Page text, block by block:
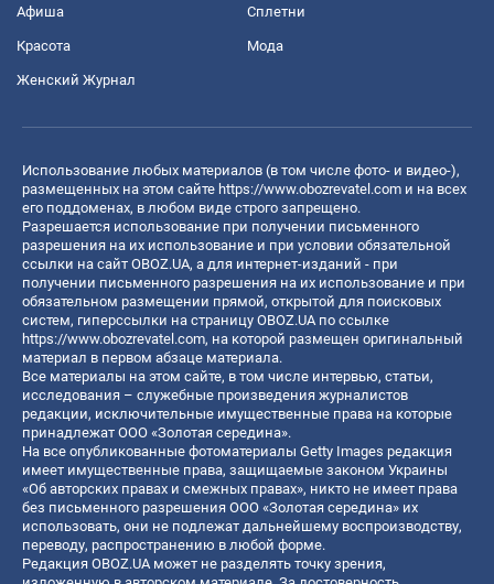
Афиша Сплетни
Красота Мода
Женский Журнал
Использование любых материалов (в том числе фото- и видео-),
размещенных на этом сайте https://www.obozrevatel.com и на всех
его поддоменах, в любом виде строго запрещено.
Разрешается использование при получении письменного
разрешения на их использование и при условии обязательной
ссылки на сайт OBOZ.UA, а для интернет-изданий - при
получении письменного разрешения на их использование и при
обязательном размещении прямой, открытой для поисковых
систем, гиперссылки на страницу OBOZ.UA по ссылке
https://www.obozrevatel.com, на которой размещен оригинальный
материал в первом абзаце материала.
Все материалы на этом сайте, в том числе интервью, статьи,
исследования – служебные произведения журналистов
редакции, исключительные имущественные права на которые
принадлежат ООО «Золотая середина».
На все опубликованные фотоматериалы Getty Images редакция
имеет имущественные права, защищаемые законом Украины
«Об авторских правах и смежных правах», никто не имеет права
без письменного разрешения ООО «Золотая середина» их
использовать, они не подлежат дальнейшему воспроизводству,
переводу, распространению в любой форме.
Редакция OBOZ.UA может не разделять точку зрения,